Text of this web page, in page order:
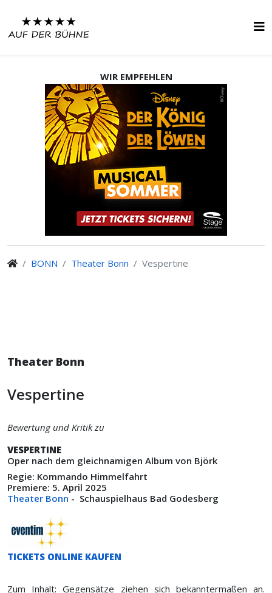
WIR EMPFEHLEN
BONN Theater Bonn Vespertine
Theater Bonn
Vespertine
Bewertung und Kritik zu
VESPERTINE
Oper nach dem gleichnamigen Album von Björk
Regie: Kommando Himmelfahrt
Premiere: 5. April 2025
Theater Bonn - Schauspielhaus Bad Godesberg
TICKETS ONLINE KAUFEN
Zum Inhalt: Gegensätze ziehen sich bekanntermaßen an.